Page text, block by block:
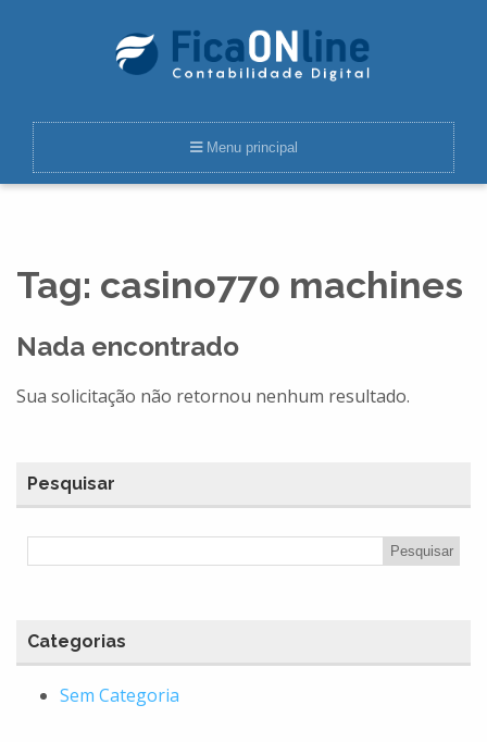
Menu principal
Tag: casino770 machines
Nada encontrado
Sua solicitação não retornou nenhum resultado.
Pesquisar
Categorias
Sem Categoria